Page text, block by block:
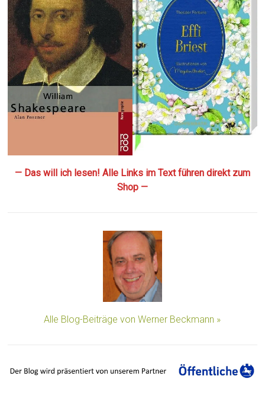
— Das will ich lesen! Alle Links im Text führen direkt zum
Shop —
Alle Blog-Beiträge von Werner Beckmann »